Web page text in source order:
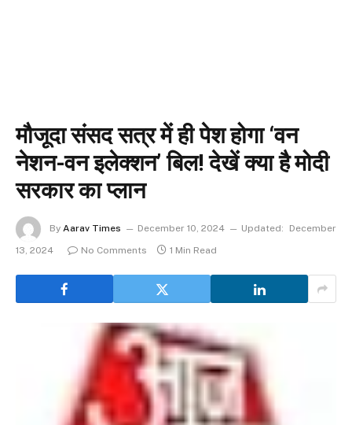
मौजूदा संसद सत्र में ही पेश होगा ‘वन
नेशन-वन इलेक्शन’ बिल! देखें क्या है मोदी
सरकार का प्लान
By Aarav Times December 10, 2024 Updated:
December
13, 2024
No Comments 1 Min Read